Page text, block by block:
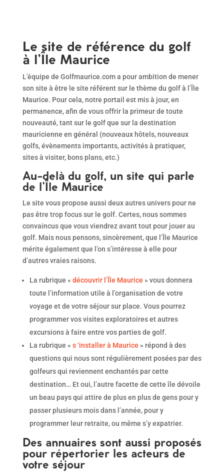
Le site de référence du golf
à l’Île Maurice
L’équipe de Golfmaurice.com a pour ambition de mener
son site à être le site référent sur le thème du golf à l’Île
Maurice. Pour cela, notre portail est mis à jour, en
permanence, afin de vous offrir la primeur de toute
nouveauté, tant sur le golf que sur la destination
mauricienne en général (nouveaux hôtels, nouveaux
golfs, évènements importants, activités à pratiquer,
sites à visiter, bons plans, etc.)
Au-delà du golf, un site qui parle
de l’Île Maurice
Le site vous propose aussi deux autres univers pour ne
pas être trop focus sur le golf. Certes, nous sommes
convaincus que vous viendrez avant tout pour jouer au
golf. Mais nous pensons, sincèrement, que l’Île Maurice
mérite également que l’on s’intéresse à elle pour
d’autres vraies raisons.
La rubrique « découvrir l’Île Maurice » vous donnera
toute l’information utile à l’organisation de votre
voyage et de votre séjour sur place. Vous pourrez
programmer vos visites exploratoires et autres
excursions à faire entre vos parties de golf.
La rubrique « s ‘installer à Maurice » répond à des
questions qui nous sont régulièrement posées par des
golfeurs qui reviennent enchantés par cette
destination… Et oui, l’autre facette de cette île dévoile
un beau pays qui attire de plus en plus de gens pour y
passer plusieurs mois dans l’année, pour y
programmer leur retraite, ou même s’y expatrier.
Des annuaires sont aussi proposés
pour répertorier les acteurs de
votre séjour